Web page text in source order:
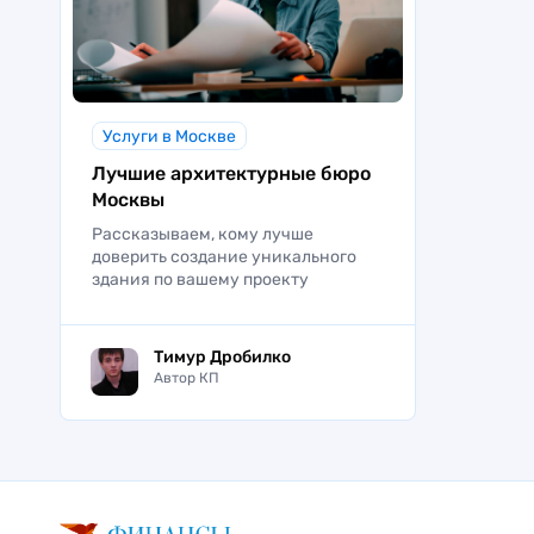
Услуги в Москве
Лучшие архитектурные бюро
Москвы
Рассказываем, кому лучше
доверить создание уникального
здания по вашему проекту
Тимур Дробилко
Автор КП